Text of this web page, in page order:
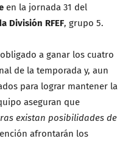
en la jornada 31 del
División RFEF, grupo 5.
a ganar los cuatro
de la temporada y, aun
para lograr mantener la
aseguran que
existan posibilidades de
afrontarán los